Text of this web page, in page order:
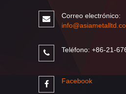
Correo electrónico:
Teléfono: +86-21-
Facebook